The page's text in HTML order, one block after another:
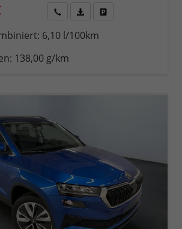
Rückruf PDF-Datei, Fahrzeugexposé
6,10 l/100km
138,00 g/km